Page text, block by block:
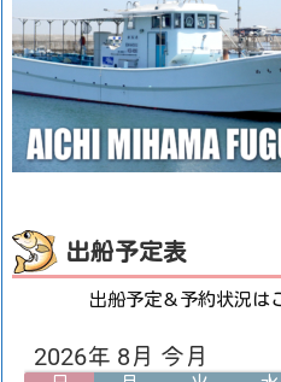
出船予定表
出船予定＆予約状況は